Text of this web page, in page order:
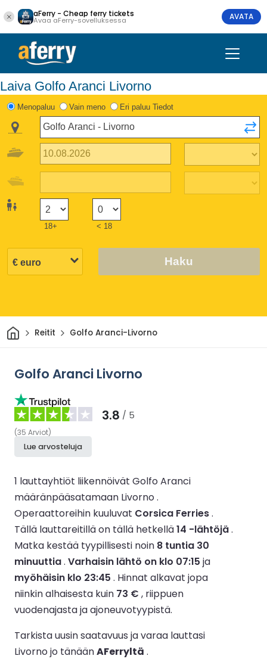
aFerry - Cheap ferry tickets
Avaa aFerry-sovelluksessa AVATA
Laiva Golfo Aranci Livorno
Menopaluu Vain meno Eri paluu Tiedot
18+ < 18
Haku
KotiinReitit Golfo Aranci-Livorno
Golfo Aranci Livorno
3.8 / 5
(35 Arviot)
Lue arvosteluja
1 lauttayhtiöt liikennöivät Golfo Aranci
määränpääsatamaan Livorno .
Operaattoreihin kuuluvat Corsica Ferries.
Tällä lauttareitillä on tällä hetkellä14 -lähtöjä.
Matka kestää tyypillisesti noin 8 tuntia 30
minuuttia. Varhaisin lähtö on klo 07:15 ja
myöhäisin klo 23:45 . Hinnat alkavat jopa
niinkin alhaisesta kuin 73 € , riippuen
vuodenajasta ja ajoneuvotyypistä.
Tarkista uusin saatavuus ja varaa lauttasi
Livorno jo tänäänAFerryltä .